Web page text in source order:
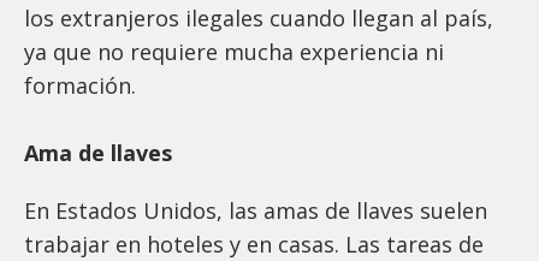
los extranjeros ilegales cuando llegan al país,
ya que no requiere mucha experiencia ni
formación.
Ama de llaves
En Estados Unidos, las amas de llaves suelen
trabajar en hoteles y en casas. Las tareas de